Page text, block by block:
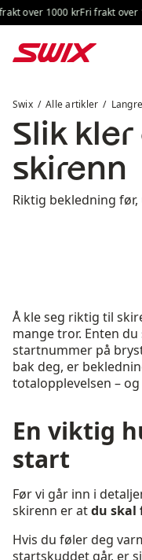
Hopp til innhold
over 1000 krFri frakt over
Swix Alle artikler
Slik
skirenn
Riktig bekledning
Å kle seg riktig til
mange tror. Enten
startnummer på
bak deg, er
totalopplevelsen –
En viktig
start
Før vi går inn i
skirenn er atdu skal
Hvis du føler deg
startskuddet går, er